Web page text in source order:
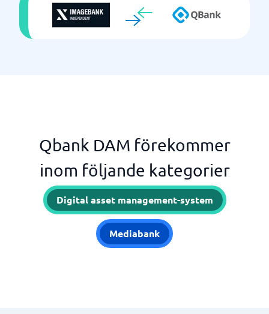
Qbank DAM förekommer
inom följande kategorier
Digital asset management-system
Mediabank